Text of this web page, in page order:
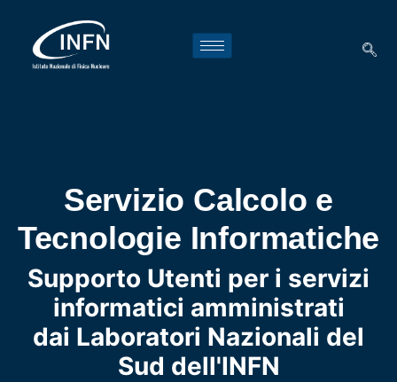
Servizio Calcolo e
Tecnologie Informatiche
Supporto Utenti per i servizi
informatici amministrati
dai Laboratori Nazionali del
Sud dell'INFN